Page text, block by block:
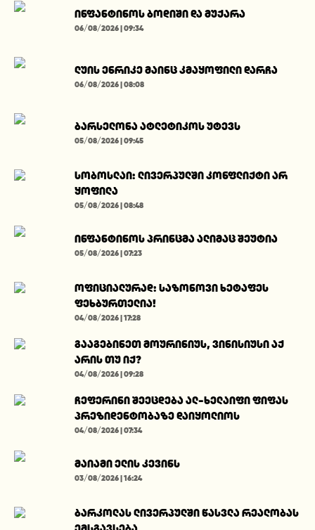
ინფანტინოს ბოდიში და მუქარა
06/08/2026 | 09:34
ლუის ენრიკე მაინც კმაყოფილი დარჩა
06/08/2026 | 08:08
ბარსელონა ატლეტიკოს უტევს
05/08/2026 | 09:45
სობოსლაი: ლივერპულში კონფლიქტი არ
ყოფილა
05/08/2026 | 08:48
ინფანტინოს პრინცმა ალიმაც შეუტია
05/08/2026 | 07:23
ოფიციალურად: საზონოვი ხეტაფეს
ფეხბურთელია!
04/08/2026 | 17:28
გააგებინეთ მოურინიუს, ვინისიუსი აქ
არის თუ იქ?
04/08/2026 | 09:28
ჩეფერინი შეეცდება ალ-ხელაიფი ფიფას
პრეზიდენტობაზე დაიყოლიოს
04/08/2026 | 07:34
მაიამი ელის კევინს
03/08/2026 | 16:24
ბარკოლას ლივერპულში წასვლა რეალობას